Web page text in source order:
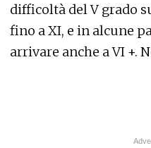
difficoltà del V grado
fino a XI, e in alcune
arrivare anche a VI +.